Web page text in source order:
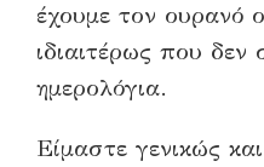
έχουμε τον ουρανό
ιδιαιτέρως που δεν
ημερολόγια.
Είμαστε γενικώς